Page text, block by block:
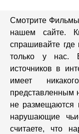
Смотрите
нашем сайте.
спрашивайте где
только у нас.
источников в
имеет
представленным
не размещаются
нарушающие
считаете, что